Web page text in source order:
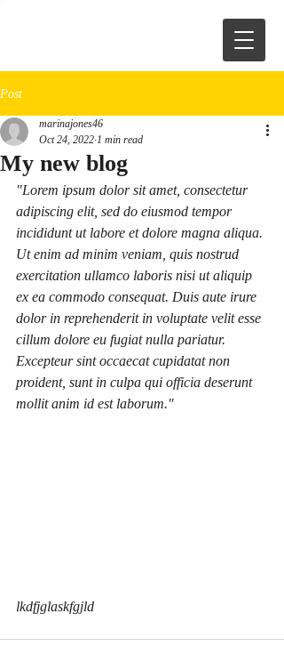
Post
My new blog
marinajones46
Oct 24, 2022 1 min read
"Lorem ipsum dolor sit amet, consectetur
adipiscing elit, sed do eiusmod tempor
incididunt ut labore et dolore magna aliqua.
Ut enim ad minim veniam, quis nostrud
exercitation ullamco laboris nisi ut aliquip
ex ea commodo consequat. Duis aute irure
dolor in reprehenderit in voluptate velit esse
cillum dolore eu fugiat nulla pariatur.
Excepteur sint occaecat cupidatat non
proident, sunt in culpa qui officia deserunt
mollit anim id est laborum."
lkdfjglaskfgjld